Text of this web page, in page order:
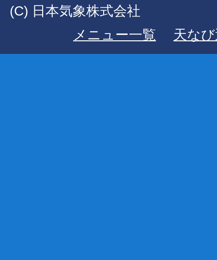
(C) 日本気象株式会社
メニュー一覧
天な